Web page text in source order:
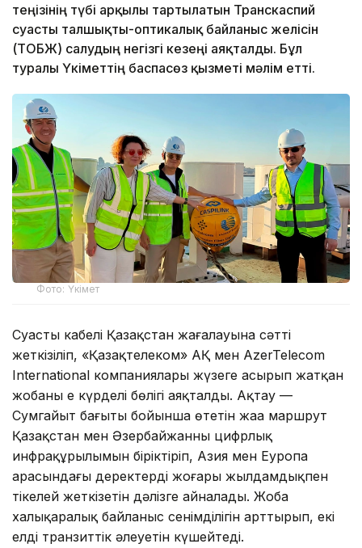
теңізінің түбі арқылы тартылатын Транскаспий
суасты талшықты-оптикалық байланыс желісін
(ТОБЖ) салудың негізгі кезеңі аяқталды. Бұл
туралы Үкіметтің баспасөз қызметі мәлім етті.
Фото: Үкімет
Суасты кабелі Қазақстан жағалауына сәтті
жеткізіліп, «Қазақтелеком» АҚ мен AzerTelecom
International компаниялары жүзеге асырып жатқан
жобаның ең күрделі бөлігі аяқталды. Ақтау —
Сумгайыт бағыты бойынша өтетін жаңа маршрут
Қазақстан мен Әзербайжанның цифрлық
инфрақұрылымын біріктіріп, Азия мен Еуропа
арасындағы деректерді жоғары жылдамдықпен
тікелей жеткізетін дәлізге айналады. Жоба
халықаралық байланыс сенімділігін арттырып, екі
елдің транзиттік әлеуетін күшейтеді.